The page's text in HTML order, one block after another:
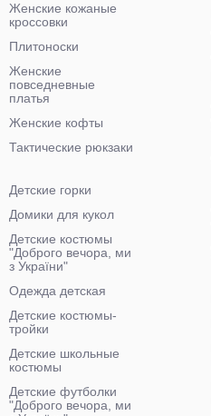
Женские кожаные
кроссовки
Плитоноски
Женские
повседневные
платья
Женские кофты
Тактические рюкзаки
Детские горки
Домики для кукол
Детские костюмы
"Доброго вечора, ми
з України"
Одежда детская
Детские костюмы-
тройки
Детские школьные
костюмы
Детские футболки
"Доброго вечора, ми